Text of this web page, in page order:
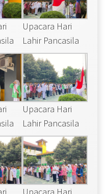
Upacara Hari
Lahir Pancasila
Upacara Hari
Lahir Pancasila